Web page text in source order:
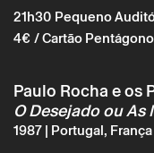
21h30 Pequeno
4€/ Cartão
Paulo Rocha e os
O Desejado ou
1987 | Portugal, França